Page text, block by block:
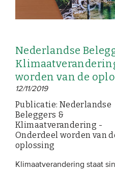
Onze
Nederlandse
worden van de
12/11/2019
Publicatie: Nederlandse
Beleggers &
Klimaatverandering -
Onderdeel worden van
oplossing
Klimaatverandering staat